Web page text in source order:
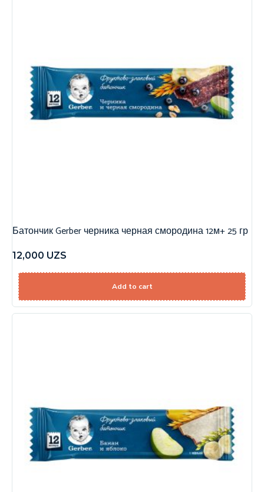
Батончик Gerber черника черная смородина 12м+ 25 гр
12,000 UZS
Add to cart